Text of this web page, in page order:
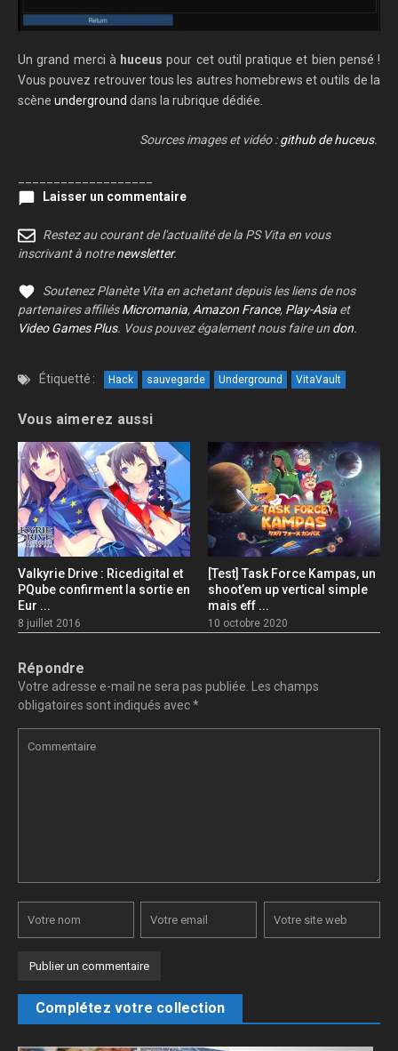
Un grand merci à huceus pour cet outil pratique et bien pensé !
Vous pouvez retrouver tous les autres homebrews et outils de la
scène underground dans la rubrique dédiée.
Sources images et vidéo :github de huceus.
Laisser un commentaire
Restez au courant de l'actualité de la PS Vita en vous
inscrivant à notrenewsletter.
Soutenez Planète Vita en achetant depuis les liens de nos
partenaires affiliésMicromania, Amazon France, Play-Asia et
Video Games Plus. Vous pouvez également nous faire un don.
Étiquetté : Hack sauvegarde Underground VitaVault
Vous aimerez aussi
Valkyrie Drive : Ricedigital et
PQube confirment la sortie en
Eur ...
8 juillet 2016
[Test] Task Force Kampas, un
shoot’em up vertical simple
mais eff ...
10 octobre 2020
Répondre
Votre adresse e-mail ne sera pas publiée. Les champs
obligatoires sont indiqués avec*
Complétez votre collection